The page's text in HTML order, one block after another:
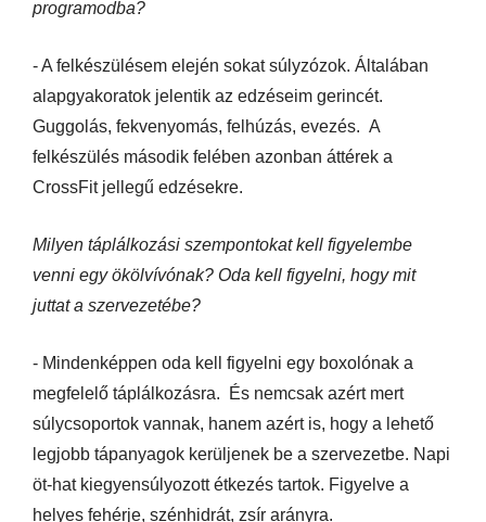
programodba?
- A felkészülésem elején sokat súlyzózok. Általában
alapgyakoratok jelentik az edzéseim gerincét.
Guggolás, fekvenyomás, felhúzás, evezés. A
felkészülés második felében azonban áttérek a
CrossFit jellegű edzésekre.
Milyen táplálkozási szempontokat kell figyelembe
venni egy ökölvívónak? Oda kell figyelni, hogy mit
juttat a szervezetébe?
- Mindenképpen oda kell figyelni egy boxolónak a
megfelelő táplálkozásra. És nemcsak azért mert
súlycsoportok vannak, hanem azért is, hogy a lehető
legjobb tápanyagok kerüljenek be a szervezetbe. Napi
öt-hat kiegyensúlyozott étkezés tartok. Figyelve a
helyes fehérje, szénhidrát, zsír arányra.